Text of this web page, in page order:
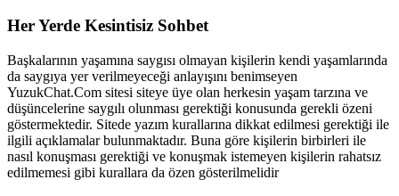
Her Yerde Kesintisiz Sohbet
Başkalarının yaşamına saygısı olmayan kişilerin kendi yaşamlarında
da saygıya yer verilmeyeceği anlayışını benimseyen
YuzukChat.Com sitesi siteye üye olan herkesin yaşam tarzına ve
düşüncelerine saygılı olunması gerektiği konusunda gerekli özeni
göstermektedir. Sitede yazım kurallarına dikkat edilmesi gerektiği ile
ilgili açıklamalar bulunmaktadır. Buna göre kişilerin birbirleri ile
nasıl konuşması gerektiği ve konuşmak istemeyen kişilerin rahatsız
edilmemesi gibi kurallara da özen gösterilmelidir